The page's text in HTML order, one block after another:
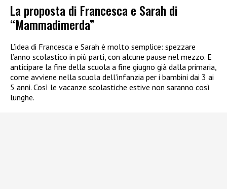
La proposta di Francesca e Sarah di
“Mammadimerda”
L’idea di Francesca e Sarah è molto semplice: spezzare
l’anno scolastico in più parti, con alcune pause nel mezzo. E
anticipare la fine della scuola a fine giugno già dalla primaria,
come avviene nella scuola dell’infanzia per i bambini dai 3 ai
5 anni. Così le vacanze scolastiche estive non saranno così
lunghe.